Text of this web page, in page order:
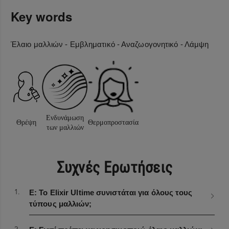
Key words
Έλαιο μαλλιών - Εμβληματικό - Αναζωογονητικό - Λάμψη
Θρέψη
Ενδυνάμωση
των μαλλιών
Θερμοπροστασία
Αυτό το εμβληματικό έλαιο περιέχει γαλλική
καμέλια, η οποία συλλέγεται προσεκτικά με
Συχνές Ερωτήσεις
1.
Ε: Το Elixir Ultime συνιστάται για όλους τους
τύπους μαλλιών;